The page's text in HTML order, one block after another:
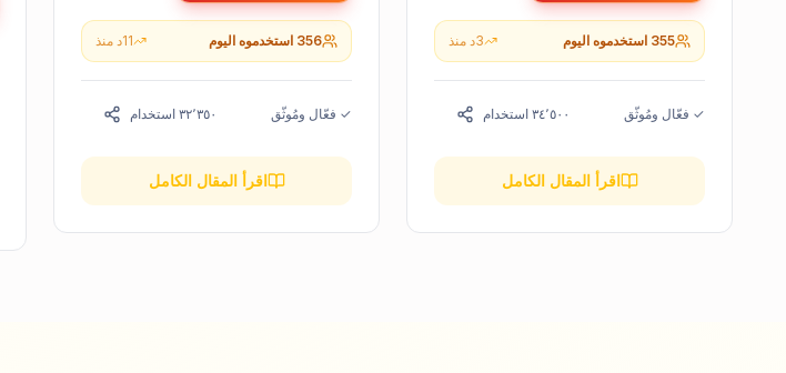
355 استخدموه اليوم 3د منذ
✓ فعّال ومُوثّق ٣٤٬٥٠٠ استخدام
اقرأ المقال الكامل
356 استخدموه اليوم 11د منذ
✓ فعّال ومُوثّق ٣٢٬٣٥٠ استخدام
اقرأ المقال الكامل